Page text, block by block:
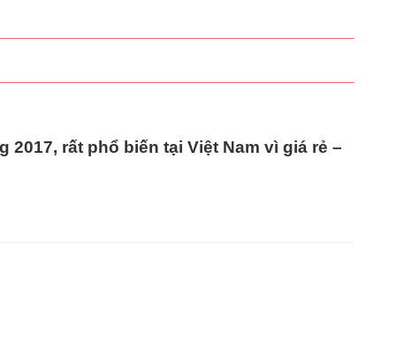
2017, rất phổ biến tại Việt Nam vì giá rẻ –